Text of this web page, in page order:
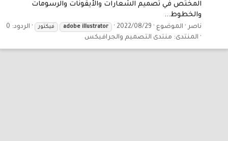
المختص في تصميم الشعارات والأيقونات والرسومات
والخطوط...
ناصر الموضوع 2022/08/29
adobe illustrator فيكتور
الردود: 0
المنتدى: منتدى التصميم والجرافيكس